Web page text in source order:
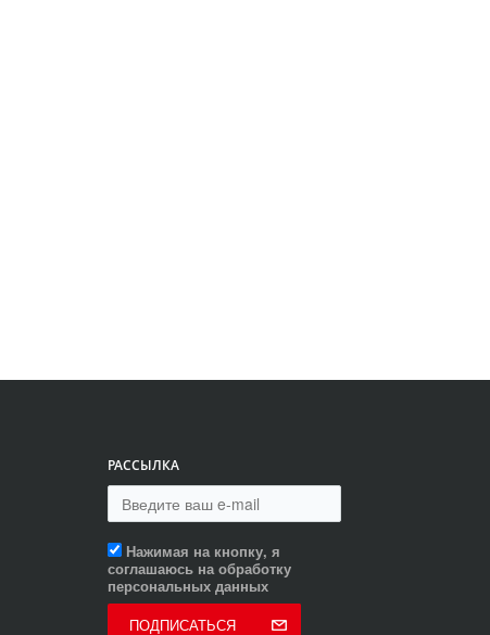
РАССЫЛКА
Нажимая на кнопку, я
соглашаюсь на обработку
персональных данных
ПОДПИСАТЬСЯ